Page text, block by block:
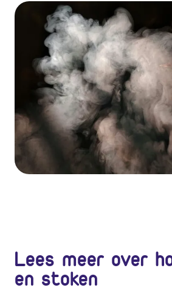
Lees meer over
en stoken